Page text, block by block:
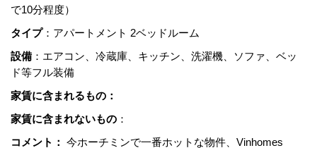
で10分程度）
タイプ：アパートメント 2ベッドルーム
設備：エアコン、冷蔵庫、キッチン、洗濯機、ソファ、ベッ
ド等フル装備
家賃に含まれるもの：
家賃に含まれないもの ：
コメント： 今ホーチミンで一番ホットな物件、Vinhomes